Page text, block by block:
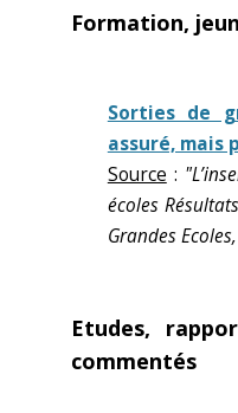
Formation,
Sorties de
assuré, mais
Source :
écoles
Grandes
Etudes,
commentés